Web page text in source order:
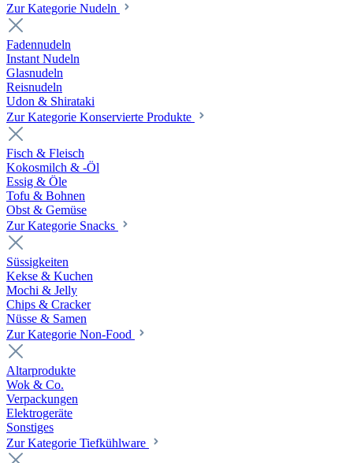
Zur Kategorie Nudeln
Fadennudeln
Instant Nudeln
Glasnudeln
Reisnudeln
Udon & Shirataki
Zur Kategorie Konservierte Produkte
Fisch & Fleisch
Kokosmilch & -Öl
Essig & Öle
Tofu & Bohnen
Obst & Gemüse
Zur Kategorie Snacks
Süssigkeiten
Kekse & Kuchen
Mochi & Jelly
Chips & Cracker
Nüsse & Samen
Zur Kategorie Non-Food
Altarprodukte
Wok & Co.
Verpackungen
Elektrogeräte
Sonstiges
Zur Kategorie Tiefkühlware